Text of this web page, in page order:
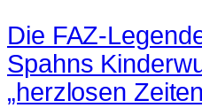
Die FAZ-
Spahns
„herzlosen